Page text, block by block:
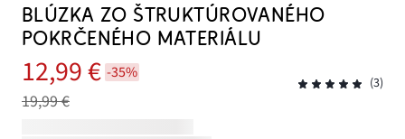
BLÚZKA ZO ŠTRUKTÚROVANÉHO
POKRČENÉHO MATERIÁLU
12,99 € -35%
19,99 €
(3)